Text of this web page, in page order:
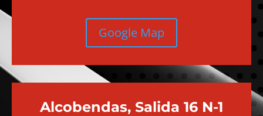
Google Map
Alcobendas, Salida 16 N-1